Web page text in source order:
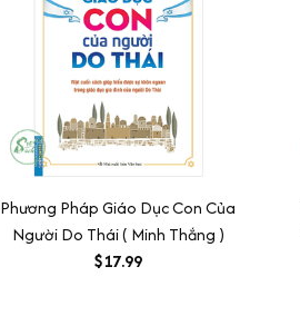
Phương Pháp Giáo Dục Con Của
Người Do Thái ( Minh Thắng )
$17.99